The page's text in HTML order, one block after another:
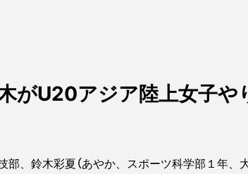
がU20アジア陸上女子や
、鈴木彩夏（あやか、スポーツ科学部１年、